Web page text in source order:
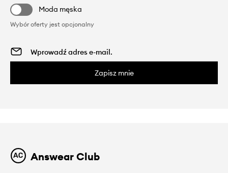
Moda męska
Wybór oferty jest opcjonalny
Zapisz mnie
Answear Club